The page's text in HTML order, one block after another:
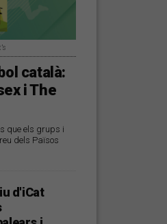
català:
i The
que els grups i
dels Països
d'iCat